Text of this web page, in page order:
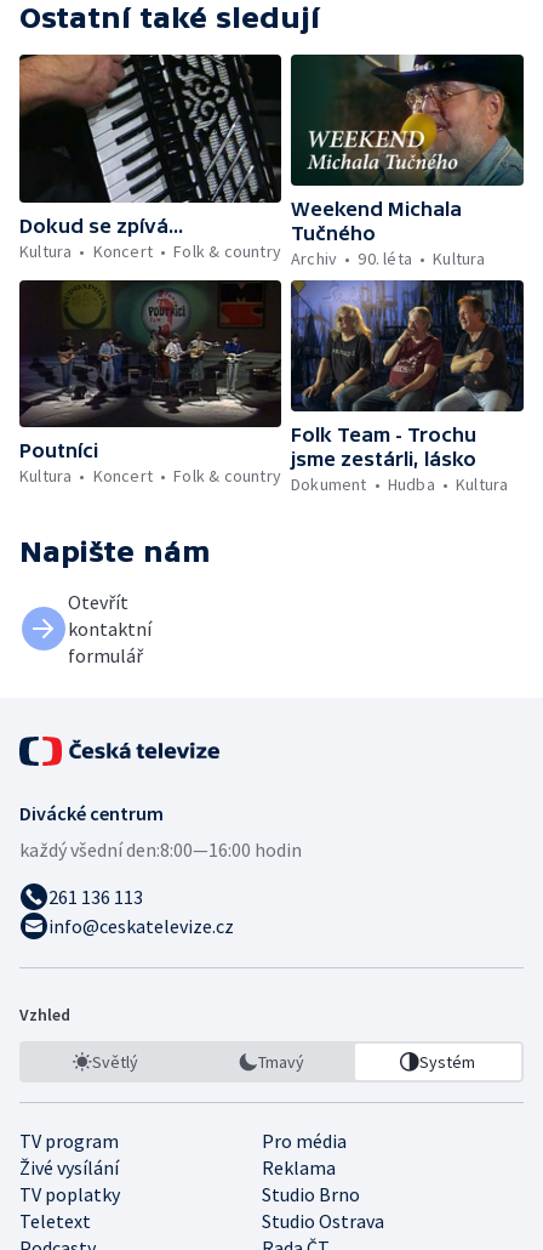
Ostatní také sledují
Dokud se zpívá...
Kultura
Koncert Folk & country
Weekend Michala
Tučného
Archiv
90. léta Kultura
Poutníci
Kultura
Koncert Folk & country
Folk Team - Trochu
jsme zestárli, lásko
Dokument
Hudba Kultura
Napište nám
Otevřít
kontaktní
formulář
Divácké centrum
každý všední den:8:00—16:00 hodin
261 136 113
info@ceskatelevize.cz
Vzhled
Světlý Tmavý Systém
TV program
Pro média
Živé vysílání
Reklama
TV poplatky
Studio Brno
Teletext
Studio Ostrava